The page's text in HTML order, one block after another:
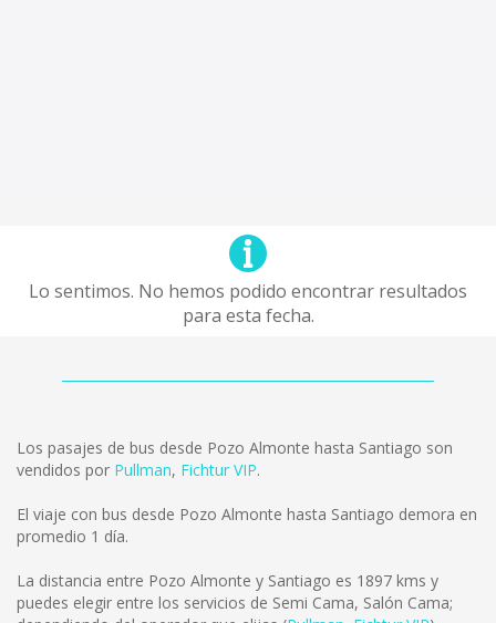
Lo sentimos. No hemos podido encontrar resultados
para esta fecha.
Los pasajes de bus desde Pozo Almonte hasta Santiago son
vendidos por Pullman, Fichtur VIP.
El viaje con bus desde Pozo Almonte hasta Santiago demora en
promedio 1 día.
La distancia entre Pozo Almonte y Santiago es 1897 kms y
puedes elegir entre los servicios de Semi Cama, Salón Cama;